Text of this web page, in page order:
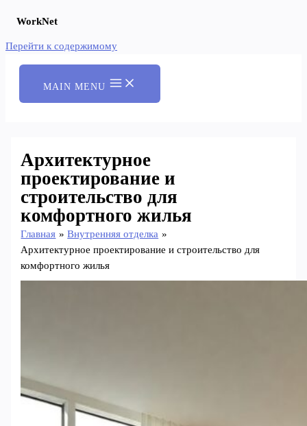
WorkNet
Перейти к содержимому
MAIN MENU
Архитектурное
проектирование и
строительство для
комфортного жилья
Главная
Внутренняя отделка
Архитектурное проектирование и строительство для
комфортного жилья